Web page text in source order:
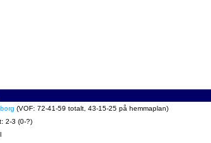
(VOF: 72-41-59 totalt, 43-15-25 på hemmaplan)
2-3 (0-?)